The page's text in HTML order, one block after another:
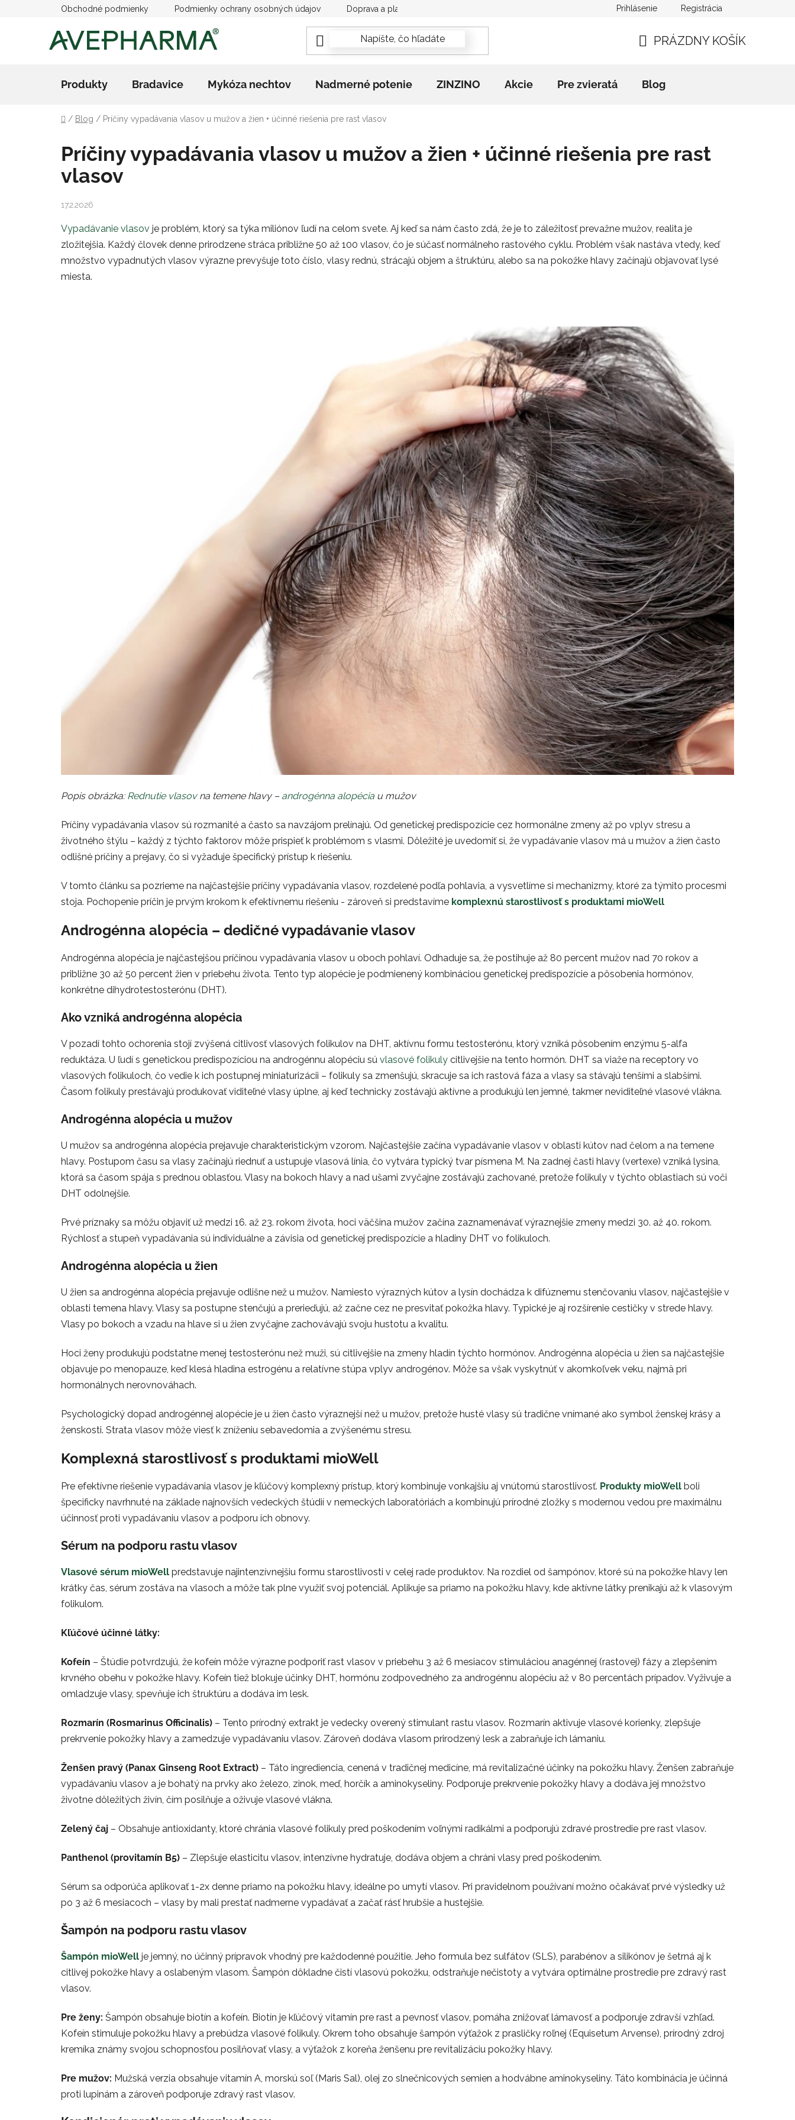
Obchodné podmienky Podmienky ochrany osobných údajov Doprava a platba Kontakty Blog Slovník pojmov
Prihlásenie Registrácia
KOŠÍK
PRÁZDNY KOŠÍK
Produkty Bradavice Mykóza nechtov Nadmerné potenie ZINZINO Akcie Pre zvieratá Blog
Domov
/ Blog / Príčiny vypadávania vlasov u mužov a žien + účinné riešenia pre rast vlasov
Príčiny vypadávania vlasov u mužov a žien + účinné riešenia pre rast
vlasov
17.2.2026
Vypadávanie vlasov je problém, ktorý sa týka miliónov ľudí na celom svete. Aj keď sa nám často zdá, že je to záležitosť prevažne mužov, realita je
zložitejšia. Každý človek denne prirodzene stráca približne 50 až 100 vlasov, čo je súčasť normálneho rastového cyklu. Problém však nastáva vtedy, keď
množstvo vypadnutých vlasov výrazne prevyšuje toto číslo, vlasy rednú, strácajú objem a štruktúru, alebo sa na pokožke hlavy začínajú objavovať lysé
miesta.
Popis obrázka: Rednutie vlasovna temene hlavy – androgénna alopécia u mužov
Príčiny vypadávania vlasov sú rozmanité a často sa navzájom prelínajú. Od genetickej predispozície cez hormonálne zmeny až po vplyv stresu a
životného štýlu – každý z týchto faktorov môže prispieť k problémom s vlasmi. Dôležité je uvedomiť si, že vypadávanie vlasov má u mužov a žien často
odlišné príčiny a prejavy, čo si vyžaduje špecifický prístup k riešeniu.
V tomto článku sa pozrieme na najčastejšie príčiny vypadávania vlasov, rozdelené podľa pohlavia, a vysvetlíme si mechanizmy, ktoré za týmito procesmi
stoja. Pochopenie príčin je prvým krokom k efektívnemu riešeniu - zároveň si predstavíme komplexnú starostlivosť s produktami mioWell
Androgénna alopécia – dedičné vypadávanie vlasov
Androgénna alopécia je najčastejšou príčinou vypadávania vlasov u oboch pohlaví. Odhaduje sa, že postihuje až 80 percent mužov nad 70 rokov a
približne 30 až 50 percent žien v priebehu života. Tento typ alopécie je podmienený kombináciou genetickej predispozície a pôsobenia hormónov,
konkrétne dihydrotestosterónu (DHT).
Ako vzniká androgénna alopécia
V pozadí tohto ochorenia stojí zvýšená citlivosť vlasových folikulov na DHT, aktívnu formu testosterónu, ktorý vzniká pôsobením enzýmu 5-alfa
reduktáza. U ľudí s genetickou predispozíciou na androgénnu alopéciu sú vlasové folikuly citlivejšie na tento hormón. DHT sa viaže na receptory vo
vlasových folikuloch, čo vedie k ich postupnej miniaturizácii – folikuly sa zmenšujú, skracuje sa ich rastová fáza a vlasy sa stávajú tenšími a slabšími.
Časom folikuly prestávajú produkovať viditeľné vlasy úplne, aj keď technicky zostávajú aktívne a produkujú len jemné, takmer neviditeľné vlasové vlákna.
Androgénna alopécia u mužov
U mužov sa androgénna alopécia prejavuje charakteristickým vzorom. Najčastejšie začína vypadávanie vlasov v oblasti kútov nad čelom a na temene
hlavy. Postupom času sa vlasy začínajú riednuť a ustupuje vlasová línia, čo vytvára typický tvar písmena M. Na zadnej časti hlavy (vertexe) vzniká lysina,
ktorá sa časom spája s prednou oblasťou. Vlasy na bokoch hlavy a nad ušami zvyčajne zostávajú zachované, pretože folikuly v týchto oblastiach sú voči
DHT odolnejšie.
Prvé príznaky sa môžu objaviť už medzi 16. až 23. rokom života, hoci väčšina mužov začína zaznamenávať výraznejšie zmeny medzi 30. až 40. rokom.
Rýchlosť a stupeň vypadávania sú individuálne a závisia od genetickej predispozície a hladiny DHT vo folikuloch.
Androgénna alopécia u žien
U žien sa androgénna alopécia prejavuje odlišne než u mužov. Namiesto výrazných kútov a lysín dochádza k difúznemu stenčovaniu vlasov, najčastejšie v
oblasti temena hlavy. Vlasy sa postupne stenčujú a prerieďujú, až začne cez ne presvitať pokožka hlavy. Typické je aj rozšírenie cestičky v strede hlavy.
Vlasy po bokoch a vzadu na hlave si u žien zvyčajne zachovávajú svoju hustotu a kvalitu.
Hoci ženy produkujú podstatne menej testosterónu než muži, sú citlivejšie na zmeny hladín týchto hormónov. Androgénna alopécia u žien sa najčastejšie
objavuje po menopauze, keď klesá hladina estrogénu a relatívne stúpa vplyv androgénov. Môže sa však vyskytnúť v akomkoľvek veku, najmä pri
hormonálnych nerovnováhach.
Psychologický dopad androgénnej alopécie je u žien často výraznejší než u mužov, pretože husté vlasy sú tradične vnímané ako symbol ženskej krásy a
ženskosti. Strata vlasov môže viesť k zníženiu sebavedomia a zvýšenému stresu.
Komplexná starostlivosť s produktami mioWell
Pre efektívne riešenie vypadávania vlasov je kľúčový komplexný prístup, ktorý kombinuje vonkajšiu aj vnútornú starostlivosť. Produkty mioWell boli
špecificky navrhnuté na základe najnovších vedeckých štúdií v nemeckých laboratóriách a kombinujú prírodné zložky s modernou vedou pre maximálnu
účinnosť proti vypadávaniu vlasov a podporu ich obnovy.
Sérum na podporu rastu vlasov
Vlasové sérum mioWell predstavuje najintenzívnejšiu formu starostlivosti v celej rade produktov. Na rozdiel od šampónov, ktoré sú na pokožke hlavy len
krátky čas, sérum zostáva na vlasoch a môže tak plne využiť svoj potenciál. Aplikuje sa priamo na pokožku hlavy, kde aktívne látky prenikajú až k vlasovým
folikulom.
Kľúčové účinné látky:
Kofeín – Štúdie potvrdzujú, že kofeín môže výrazne podporiť rast vlasov v priebehu 3 až 6 mesiacov stimuláciou anagénnej (rastovej) fázy a zlepšením
krvného obehu v pokožke hlavy. Kofeín tiež blokuje účinky DHT, hormónu zodpovedného za androgénnu alopéciu až v 80 percentách prípadov. Vyživuje a
omladzuje vlasy, spevňuje ich štruktúru a dodáva im lesk.
Rozmarín (Rosmarinus Officinalis) – Tento prírodný extrakt je vedecky overený stimulant rastu vlasov. Rozmarín aktivuje vlasové korienky, zlepšuje
prekrvenie pokožky hlavy a zamedzuje vypadávaniu vlasov. Zároveň dodáva vlasom prirodzený lesk a zabraňuje ich lámaniu.
Ženšen pravý (Panax Ginseng Root Extract) – Táto ingrediencia, cenená v tradičnej medicíne, má revitalizačné účinky na pokožku hlavy. Ženšen zabraňuje
vypadávaniu vlasov a je bohatý na prvky ako železo, zinok, meď, horčík a aminokyseliny. Podporuje prekrvenie pokožky hlavy a dodáva jej množstvo
životne dôležitých živín, čím posilňuje a oživuje vlasové vlákna.
Zelený čaj – Obsahuje antioxidanty, ktoré chránia vlasové folikuly pred poškodením voľnými radikálmi a podporujú zdravé prostredie pre rast vlasov.
Panthenol (provitamín B5) – Zlepšuje elasticitu vlasov, intenzívne hydratuje, dodáva objem a chráni vlasy pred poškodením.
Sérum sa odporúča aplikovať 1-2x denne priamo na pokožku hlavy, ideálne po umytí vlasov. Pri pravidelnom používaní možno očakávať prvé výsledky už
po 3 až 6 mesiacoch – vlasy by mali prestať nadmerne vypadávať a začať rásť hrubšie a hustejšie.
Šampón na podporu rastu vlasov
Šampón mioWell je jemný, no účinný prípravok vhodný pre každodenné použitie. Jeho formula bez sulfátov (SLS), parabénov a silikónov je šetrná aj k
citlivej pokožke hlavy a oslabeným vlasom. Šampón dôkladne čistí vlasovú pokožku, odstraňuje nečistoty a vytvára optimálne prostredie pre zdravý rast
vlasov.
Pre ženy: Šampón obsahuje biotín a kofeín. Biotín je kľúčový vitamín pre rast a pevnosť vlasov, pomáha znižovať lámavosť a podporuje zdravší vzhľad.
Kofeín stimuluje pokožku hlavy a prebúdza vlasové folikuly. Okrem toho obsahuje šampón výťažok z prasličky roľnej (Equisetum Arvense), prírodný zdroj
kremíka známy svojou schopnosťou posilňovať vlasy, a výťažok z koreňa ženšenu pre revitalizáciu pokožky hlavy.
Pre mužov: Mužská verzia obsahuje vitamín A, morskú soľ (Maris Sal), olej zo slnečnicových semien a hodvábne aminokyseliny. Táto kombinácia je účinná
proti lupinám a zároveň podporuje zdravý rast vlasov.